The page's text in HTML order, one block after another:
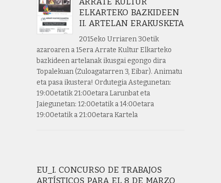
ELKARTEKO BAZKIDEEN
II. ARTELAN ERAKUSKETA
2015eko Urriaren 30etik
azaroaren a 15era Arrate Kultur Elkarteko
bazkideen artelanak ikusgai egongo dira
Topalekuan (Zuloagatarren 3, Eibar). Animatu
eta pasa ikustera! Ordutegia Astegunetan:
19:00etatik 21:00etara Larunbat eta
Jaiegunetan: 12:00etatik a 14:00etara
19:00etatik a 21:00etara Kartela
EU_I. CONCURSO DE TRABAJOS
ARTÍSTICOS PARA EL 8 DE MARZO